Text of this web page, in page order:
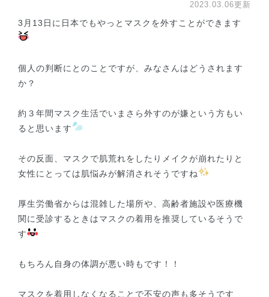
2023.03.06更新
3月13日に日本でもやっとマスクを外すことができます
個人の判断にとのことですが、みなさんはどうされます
か？
約３年間マスク生活でいまさら外すのが嫌という方もい
ると思います
その反面、マスクで肌荒れをしたりメイクが崩れたりと
女性にとっては肌悩みが解消されそうですね
厚生労働省からは混雑した場所や、高齢者施設や医療機
関に受診するときはマスクの着用を推奨しているそうで
す
もちろん自身の体調が悪い時もです！！
マスクを着用しなくなることで不安の声も多そうです